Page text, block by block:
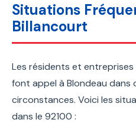
Situations
Billancourt
Les résidents et
font appel à Blondeau dans
circonstances. Voici les
dans le 92100 :